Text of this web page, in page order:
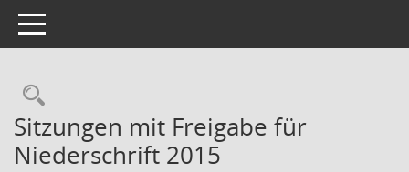
Toggle navigation
Rechercheauswahl
Sitzungen mit Freigabe für
Niederschrift 2015